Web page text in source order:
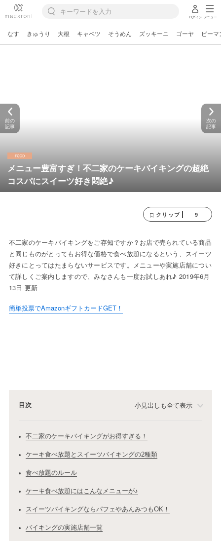
ログイン メニュー
なす きゅうり 大根 キャベツ そうめん ズッキーニ ゴーヤ ピーマ
メニュー豊富すぎ！不二家のケーキバイキングの超絶
コスパにスイーツ好き悶絶♪
前の
記事
次の
記事
クリップ 9
不二家のケーキバイキングをご存知ですか？お店で売られている商品
と同じものがとってもお得な価格で食べ放題になるという、スイーツ
好きにとってはたまらないサービスです。メニューや実施店舗につい
て詳しくご案内しますので、みなさんも一度お試しあれ♪ 2019年6月
13日 更新
簡単投票でAmazonギフトカードGET！
目次 小見出しも全て表示
不二家のケーキバイキングがお得すぎる！
ケーキ食べ放題とスイーツバイキングの2種類
食べ放題のルール
ケーキ食べ放題にはこんなメニューが♪
スイーツバイキングならパフェやあんみつもOK！
バイキングの実施店舗一覧